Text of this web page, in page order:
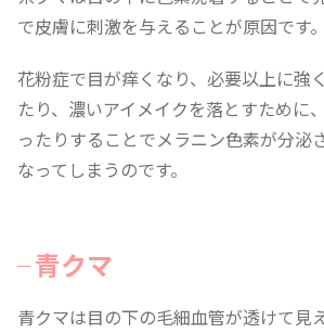
で皮膚に刺激を与えることが原因です。
花粉症で目が痒くなり、必要以上に強
たり、濃いアイメイクを落とすために
ったりすることでメラニン色素が分泌
なってしまうのです。
青クマ
青クマは目の下の毛細血管が透けて見